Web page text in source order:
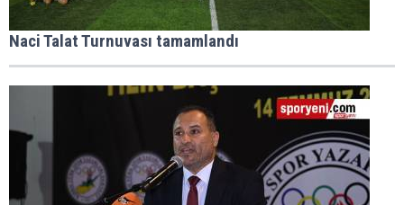
Naci Talat Turnuvası tamamlandı